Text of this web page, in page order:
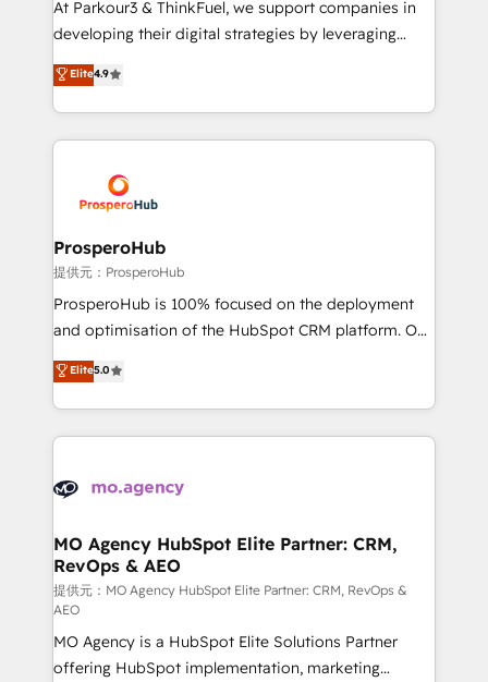
growth and positioning yourself as an undisputed
transformation process A methodology designed to
implement HubSpot effectively and optimize your
record of business transformation, our growth-first
approach has helped brands dominate their
At Parkour3 & ThinkFuel, we support companies in
developing their digital strategies by leveraging
technologies and automating their marketing and
sales processes to generate growth. Our offer spans
from Strategy to Operations. We specialize in CRM
onboarding and implementation, web design, sales
extensive experience working with tech companies
and manufacturers since 2002, we are committed to
empowering our clients and developing their
autonomy. Get to grips with HubSpot through
guided implementation and seamless integration of
the CRM platform into your digital ecosystem. Would
marketing strategy? We'll provide support tailored
to your needs and sales objectives. With 125+
Accreditations. Based in Canada (coast to coast), our
services are offered in both English & French.
Elite4.9
ProsperoHub
提供元：ProsperoHub
ProsperoHub is 100% focused on the deployment
and optimisation of the HubSpot CRM platform. Our
highly experienced team of solutions experts will
ensure that you achieve maximum adoption and
ROI from your HubSpot investment. Use our
extensive HubSpot, sales, marketing, service and
HubSpot journey, design and implement your
infrastructure to life. Our collaborative approach
keeps you in control whilst we plan and support the
route to your revenue goals. We have successfully
supported over 500 organisations with HubSpot
implementation, optimisation, training, and
adoption assurance. Our tried and tested Roadmap
Elite5.0
MO Agency HubSpot Elite Partner: CRM,
RevOps & AEO
提供元：MO Agency HubSpot Elite Partner: CRM, RevOps &
AEO
MO Agency is a HubSpot Elite Solutions Partner
offering HubSpot implementation, marketing